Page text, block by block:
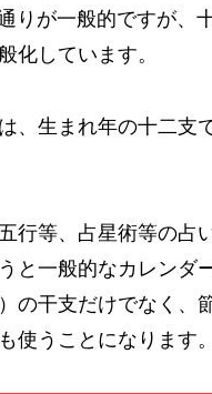
りが一般的ですが、
化しています。
、生まれ年の十二支
行等、占星術等の占
と一般的なカレンダ
の干支だけでなく、
使うことになります。